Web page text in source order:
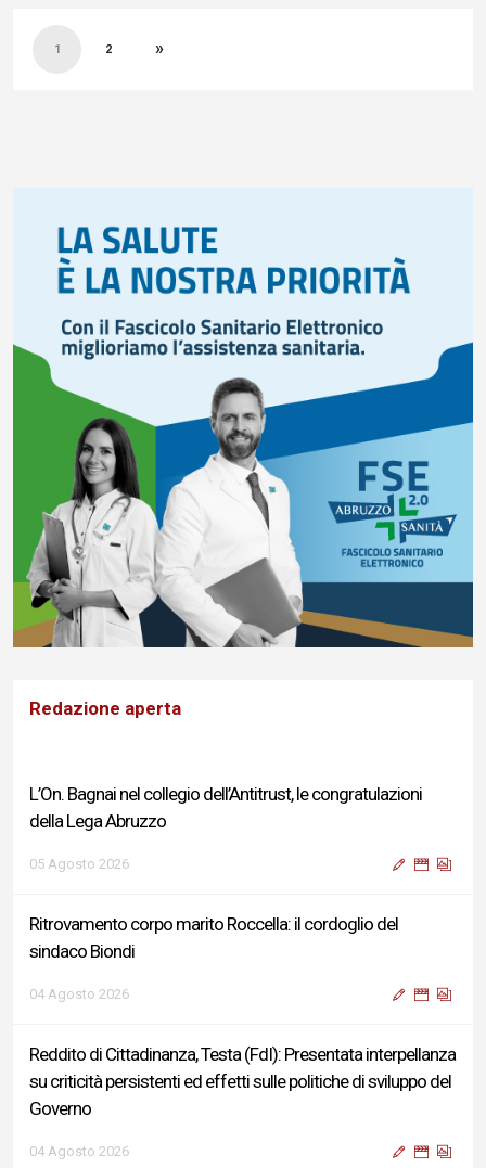
degli1 2 »
Redazione aperta
Ritrovamento corpo marito Roccella: il cordoglio del
sindaco Biondi
04 Agosto 2026
Reddito di Cittadinanza, Testa (FdI): Presentata interpellanza
su criticità persistenti ed effetti sulle politiche di sviluppo del
Sigismondi, Liris e Testa: “Profondo cordoglio e vicinanza al
Ministro Roccella e alla sua famiglia”
04 Agosto 2026